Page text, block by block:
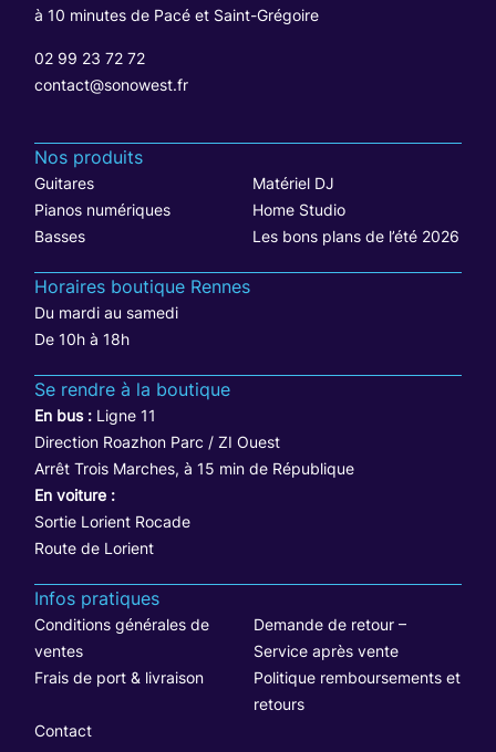
à 10 minutes de Pacé et Saint-Grégoire
02 99 23 72 72
contact@sonowest.fr
Nos produits
Guitares
Matériel DJ
Pianos numériques
Home Studio
Basses
Les bons plans de l’été 2026
Horaires boutique Rennes
Du mardi au samedi
De 10h à 18h
Se rendre à la boutique
En bus : Ligne 11
Direction Roazhon Parc / ZI Ouest
Arrêt Trois Marches, à 15 min de République
En voiture :
Sortie Lorient Rocade
Route de Lorient
Infos pratiques
Conditions générales de
ventes
Demande de retour –
Service après vente
Frais de port & livraison
Politique remboursements et
retours
Contact